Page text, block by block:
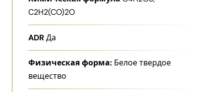
C2H2(CO)2O
ADRДа
Физическая форма: Белое твердое
вещество